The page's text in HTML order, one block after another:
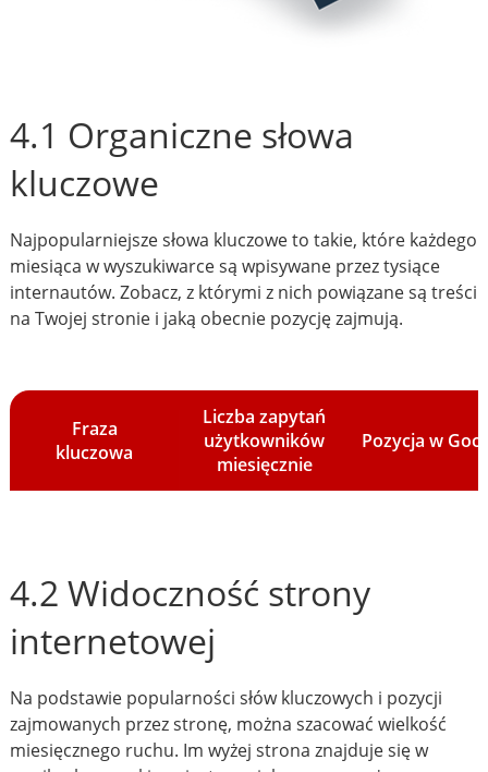
4.1 Organiczne słowa
kluczowe
Najpopularniejsze słowa kluczowe to takie, które każdego
miesiąca w wyszukiwarce są wpisywane przez tysiące
internautów. Zobacz, z którymi z nich powiązane są treści
na Twojej stronie i jaką obecnie pozycję zajmują.
Fraza
kluczowa
Liczba zapytań
użytkowników
miesięcznie
Pozycja w
4.2 Widoczność strony
internetowej
Na podstawie popularności słów kluczowych i pozycji
zajmowanych przez stronę, można szacować wielkość
miesięcznego ruchu. Im wyżej strona znajduje się w